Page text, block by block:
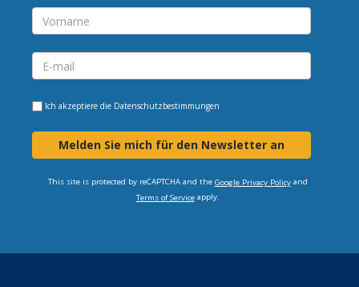
Ich akzeptiere die Datenschutzbestimmungen
Melden Sie mich für den Newsletter an
This site is protected by reCAPTCHA and the Google Privacy Policyand
Terms of Serviceapply.